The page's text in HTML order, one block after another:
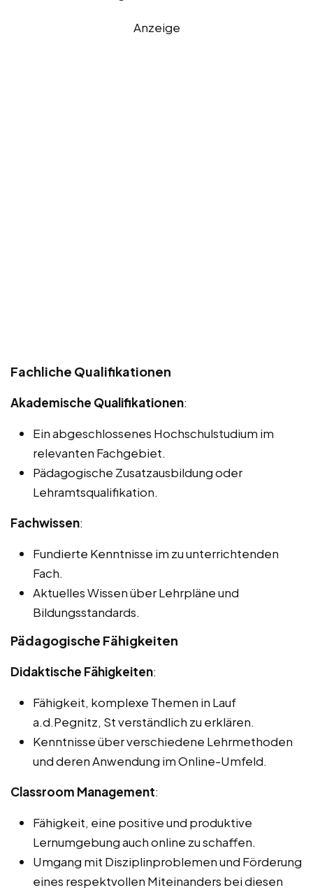
Anzeige
Fachliche Qualifikationen
Akademische Qualifikationen:
Ein abgeschlossenes Hochschulstudium im
relevanten Fachgebiet.
Pädagogische Zusatzausbildung oder
Lehramtsqualifikation.
Fachwissen:
Fundierte Kenntnisse im zu unterrichtenden
Fach.
Aktuelles Wissen über Lehrpläne und
Bildungsstandards.
Pädagogische Fähigkeiten
Didaktische Fähigkeiten:
Fähigkeit, komplexe Themen in Lauf
a.d.Pegnitz, St verständlich zu erklären.
Kenntnisse über verschiedene Lehrmethoden
und deren Anwendung im Online-Umfeld.
Classroom Management:
Fähigkeit, eine positive und produktive
Lernumgebung auch online zu schaffen.
Umgang mit Disziplinproblemen und Förderung
eines respektvollen Miteinanders bei diesen